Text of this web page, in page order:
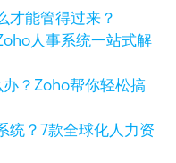
才能管得过来？
人事系统一站式解
？Zoho帮你轻松搞
统？7款全球化人力资